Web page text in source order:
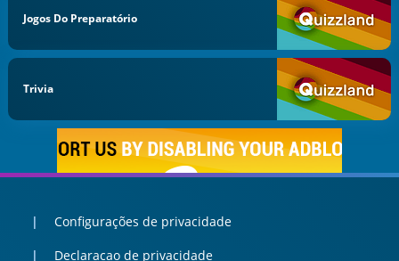
Jogos Do Preparatório
Trivia
Configurações de privacidade
Declaracao de privacidade